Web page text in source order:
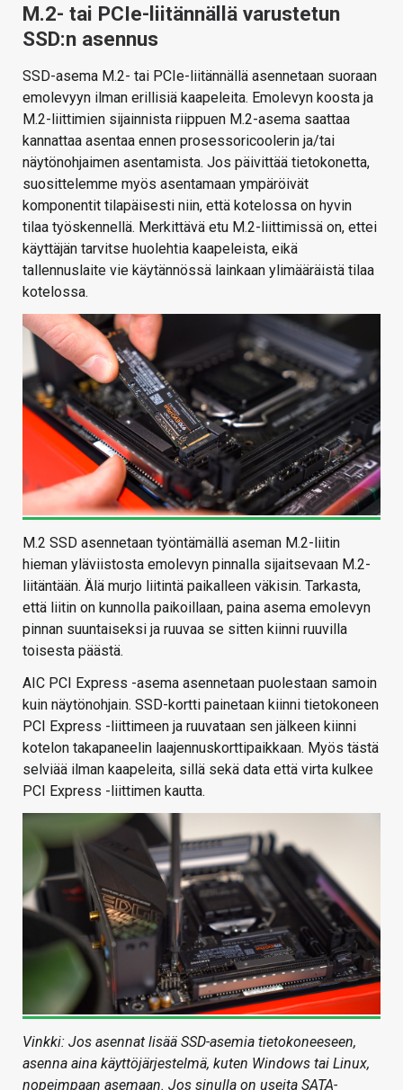
M.2- tai PCIe-liitännällä varustetun
SSD:n asennus
SSD-asema M.2- tai PCIe-liitännällä asennetaan suoraan
emolevyyn ilman erillisiä kaapeleita. Emolevyn koosta ja
M.2-liittimien sijainnista riippuen M.2-asema saattaa
kannattaa asentaa ennen prosessoricoolerin ja/tai
näytönohjaimen asentamista. Jos päivittää tietokonetta,
suosittelemme myös asentamaan ympäröivät
komponentit tilapäisesti niin, että kotelossa on hyvin
tilaa työskennellä. Merkittävä etu M.2-liittimissä on, ettei
käyttäjän tarvitse huolehtia kaapeleista, eikä
tallennuslaite vie käytännössä lainkaan ylimääräistä tilaa
kotelossa.
M.2 SSD asennetaan työntämällä aseman M.2-liitin
hieman yläviistosta emolevyn pinnalla sijaitsevaan M.2-
liitäntään. Älä murjo liitintä paikalleen väkisin. Tarkasta,
että liitin on kunnolla paikoillaan, paina asema emolevyn
pinnan suuntaiseksi ja ruuvaa se sitten kiinni ruuvilla
toisesta päästä.
AIC PCI Express -asema asennetaan puolestaan samoin
kuin näytönohjain. SSD-kortti painetaan kiinni tietokoneen
PCI Express -liittimeen ja ruuvataan sen jälkeen kiinni
kotelon takapaneelin laajennuskorttipaikkaan. Myös tästä
selviää ilman kaapeleita, sillä sekä data että virta kulkee
PCI Express -liittimen kautta.
Vinkki: Jos asennat lisää SSD-asemia tietokoneeseen,
asenna aina käyttöjärjestelmä, kuten Windows tai Linux,
nopeimpaan asemaan. Jos sinulla on useita SATA-